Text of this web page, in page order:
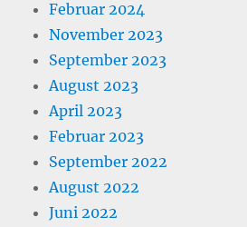
Februar 2024
November 2023
September 2023
August 2023
April 2023
Februar 2023
September 2022
August 2022
Juni 2022